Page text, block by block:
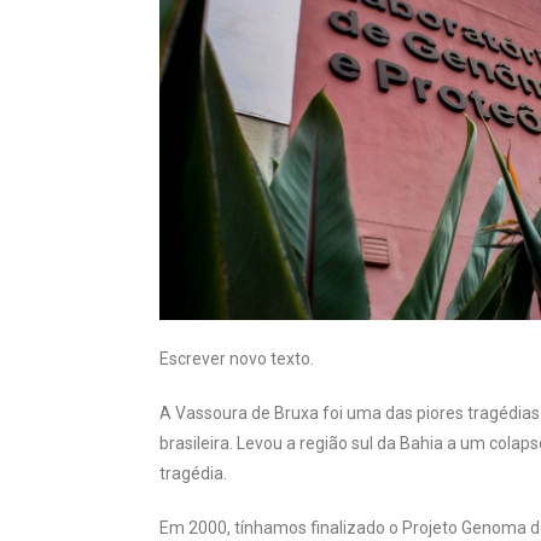
Escrever novo texto.
A Vassoura de Bruxa foi uma das piores
brasileira. Levou a região sul da Bahia a um
tragédia.
Em 2000, tínhamos finalizado o Projeto Genoma